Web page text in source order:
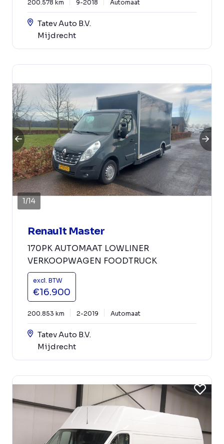
200.578 km 9-2018 Automaat
Tatev Auto B.V.
Mijdrecht
1/14
Renault Master
170PK AUTOMAAT LOWLINER
VERKOOPWAGEN FOODTRUCK
excl. BTW
€16.900
200.853 km 2-2019 Automaat
Tatev Auto B.V.
Mijdrecht